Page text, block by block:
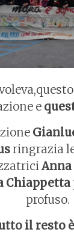
e
ringrazia
Chiappetta
profuso.
il resto